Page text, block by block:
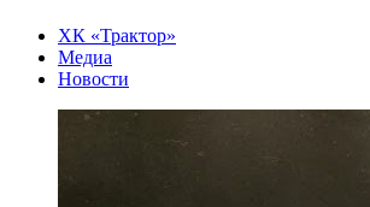
ХК «Трактор»
Медиа
Новости